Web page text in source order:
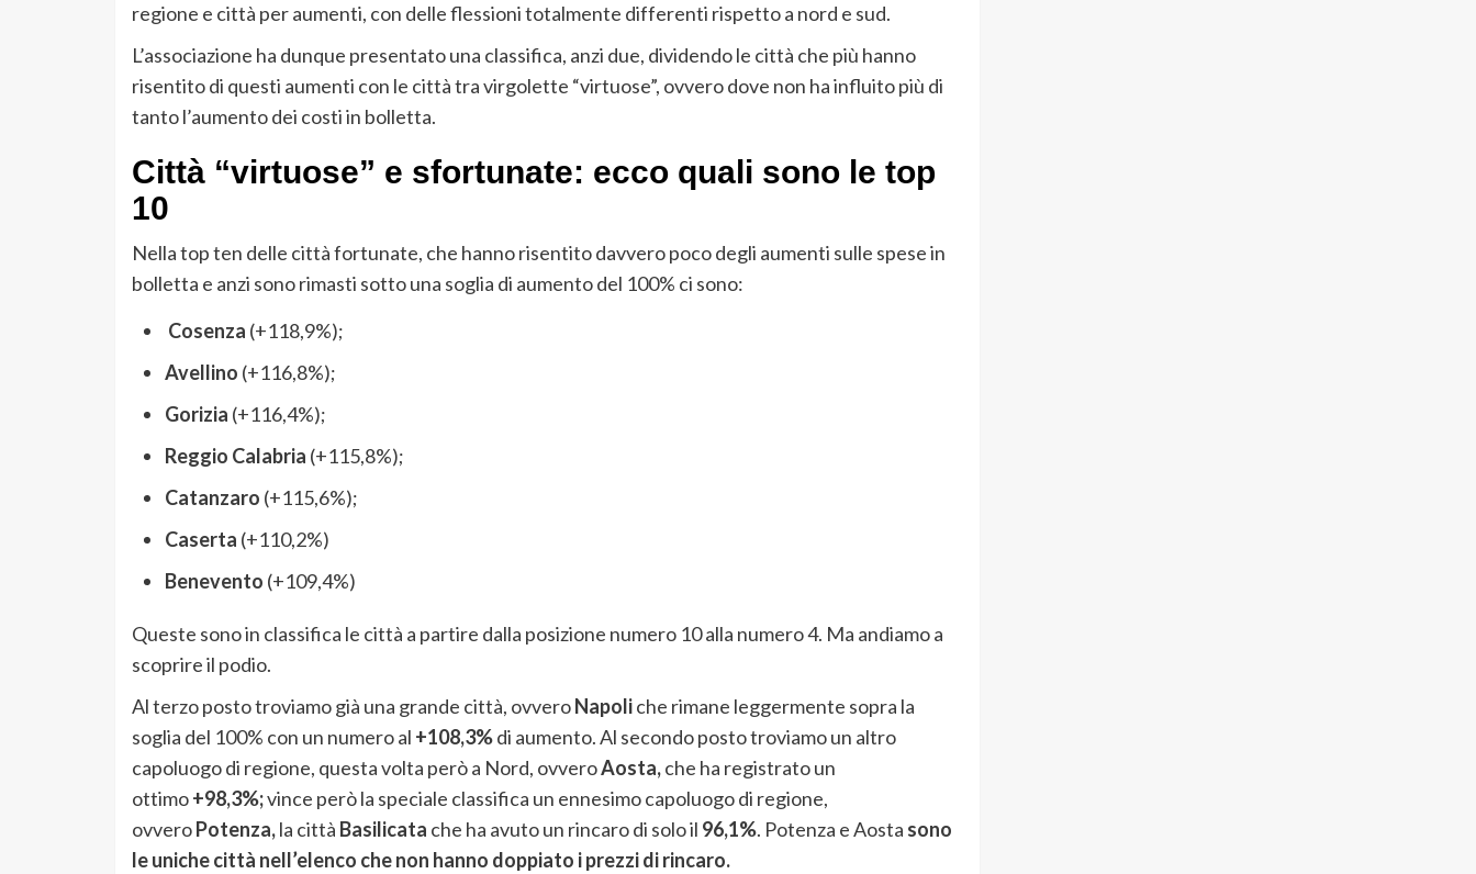
regione e città per aumenti, con delle flessioni totalmente differenti rispetto a nord e sud.
L’associazione ha dunque presentato una classifica, anzi due, dividendo le città che più hanno
risentito di questi aumenti con le città tra virgolette “virtuose”, ovvero dove non ha influito più di
tanto l’aumento dei costi in bolletta.
Città “virtuose” e sfortunate: ecco quali sono le top
10
Nella top ten delle città fortunate, che hanno risentito davvero poco degli aumenti sulle spese in
bolletta e anzi sono rimasti sotto una soglia di aumento del 100% ci sono:
Cosenza (+118,9%);
Avellino (+116,8%);
Gorizia (+116,4%);
Reggio Calabria (+115,8%);
Catanzaro (+115,6%);
Caserta (+110,2%)
Benevento (+109,4%)
Queste sono in classifica le città a partire dalla posizione numero 10 alla numero 4. Ma andiamo a
scoprire il podio.
Al terzo posto troviamo già una grande città, ovveroNapoliche rimane leggermente sopra la
soglia del 100% con un numero al +108,3%di aumento. Al secondo posto troviamo un altro
capoluogo di regione, questa volta però a Nord, ovveroAosta,che ha registrato un
ottimo+98,3%;vince però la speciale classifica un ennesimo capoluogo di regione,
ovveroPotenza,la città Basilicata che ha avuto un rincaro di solo il 96,1%. Potenza e Aosta sono
le uniche città nell’elenco che non hanno doppiato i prezzi di rincaro.